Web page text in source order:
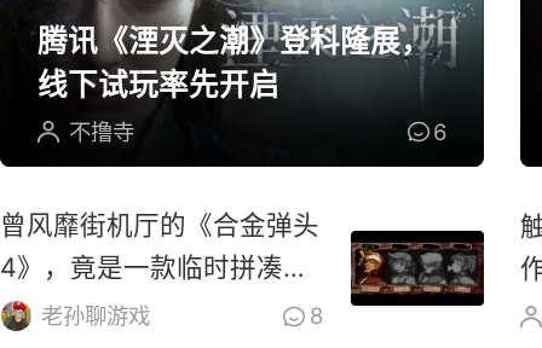
腾讯《湮灭之潮》登科隆展，
线下试玩率先开启
不撸寺 6
曾风靡街机厅的《合金弹头
4》，竟是一款临时拼凑的
游戏？老孙聊游戏 8